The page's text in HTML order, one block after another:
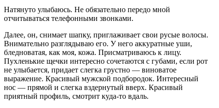
Натянуто улыбаюсь. Не обязательно передо мной
отчитываться телефонными звонками.
Далее, он, снимает шапку, приглаживает свои русые волосы.
Внимательно разглядываю его. У него аккуратные уши,
бледноватая, как моя, кожа. Присматриваюсь к лицу.
Пухленькие щечки интересно сочетаются с губами, если рот
не улыбается, придает слегка грустно — виноватое
выражение. Красивый мужской подбородок. Интересный
нос — прямой и слегка вздернутый вверх. Красивый
приятный профиль, смотрит куда-то вдаль.